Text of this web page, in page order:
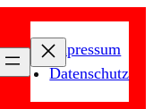
Impressum
Datenschutz